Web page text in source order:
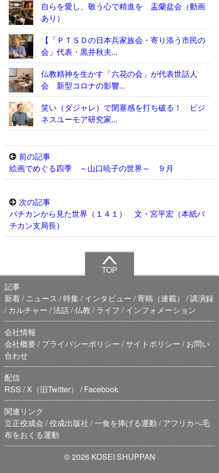
自らを愛し、敬う心で精進を 盂蘭盆会（動画
あり）
【「ＰＴＳＤの日本兵家族会・寄り添う市民の
会」代表・黒井秋夫...
仏教精神を生かす「六花の会」が代表世話人
会 新型コロナの影響...
笑い（ダジャレ）で閉塞感を打ち破る！ ビジ
ネスユーモア研究家...
前の記事
絵画でめぐる四季 ～山口暁子の世界～ ９月
次の記事
バチカンから見た世界（１４１） 文・宮平宏（本紙バ
チカン支局長）
TOP
記事
新着
ニュース 特集 インタビュー 寄稿（連載）
講演録
カルチャー 法話 仏教 ライフ
インフォメーション
会社情報
会社概要 プライバシーポリシー サイトポリシー
お問い
合わせ
配信
RSS X（旧Twitter）
Facebook
関連リンク
立正佼成会 佼成出版社 一食を捧げる運動
アフリカへ毛
布をおくる運動
© 2026 KOSEI SHUPPAN